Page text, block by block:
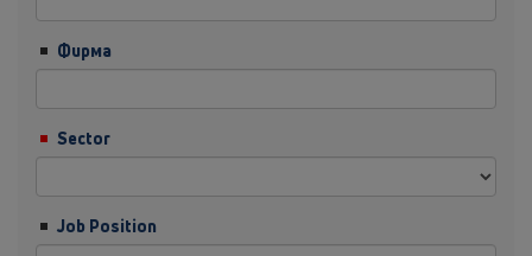
Фирма
Sector
Job Position